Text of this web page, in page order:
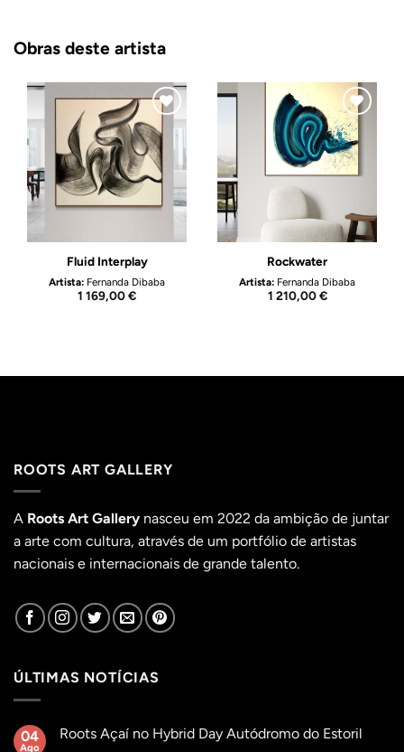
Obras deste artista
Adicionar
ao
Wishlist
Fluid Interplay
Artista: Fernanda Dibaba
1 169,00€
Adicionar
ao
Wishlist
Rockwater
Artista: Fernanda Dibaba
1 210,00€
ROOTS ART GALLERY
A Roots Art Gallery nasceu em 2022 da ambição de juntar
a arte com cultura, através de um portfólio de artistas
nacionais e internacionais de grande talento.
ÚLTIMAS NOTÍCIAS
04
Ago
Roots Açaí no Hybrid Day Autódromo do Estoril